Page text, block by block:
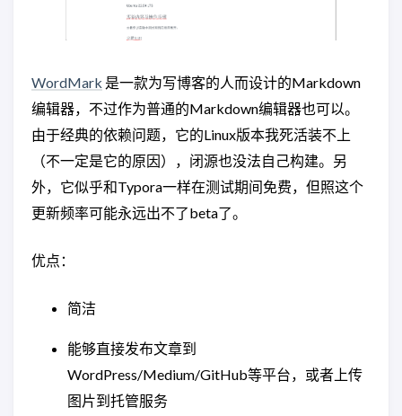
WordMark 是一款为写博客的人而设计的Markdown
编辑器，不过作为普通的Markdown编辑器也可以。
由于经典的依赖问题，它的Linux版本我死活装不上
（不一定是它的原因），闭源也没法自己构建。另
外，它似乎和Typora一样在测试期间免费，但照这个
更新频率可能永远出不了beta了。
优点：
简洁
能够直接发布文章到
WordPress/Medium/GitHub等平台，或者上传
图片到托管服务